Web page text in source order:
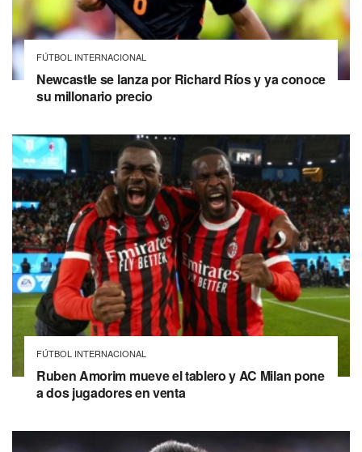
FÚTBOL INTERNACIONAL
Newcastle se lanza por Richard Ríos y ya conoce
su millonario precio
FÚTBOL INTERNACIONAL
Ruben Amorim mueve el tablero y AC Milan pone
a dos jugadores en venta